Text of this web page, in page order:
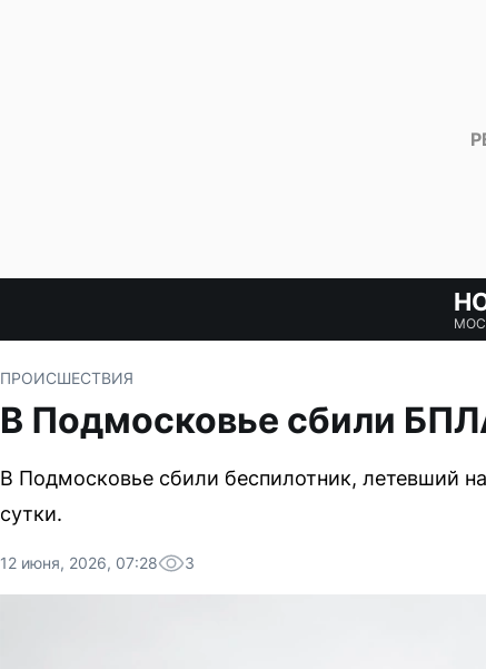
ПРОИСШЕСТВИЯ
В Подмосковье сбили
В Подмосковье сбили беспилотник, летевший
сутки.
12 июня, 2026, 07:28 3